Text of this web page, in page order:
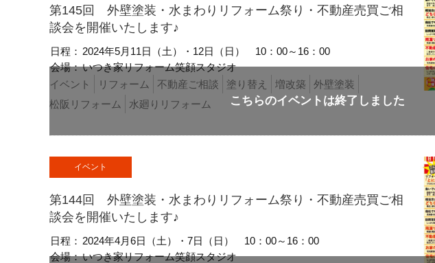
第145回 外壁塗装・水まわりリフォーム祭り・不動産売買ご相
談会を開催いたします♪
日程： 2024年5月11日（土）・12日（日）
10：00～16：00
会場：いつき家リフォーム笑顔スタジオ
イベント
リフォーム 不動産ご相談 塗り替え 増改築
外壁塗装
松阪リフォーム
水廻りリフォーム
イベント
第144回 外壁塗装・水まわりリフォーム祭り・不動産売買ご相
談会を開催いたします♪
日程： 2024年4月6日（土）・7日（日）
10：00～16：00
会場：いつき家リフォーム笑顔スタジオ